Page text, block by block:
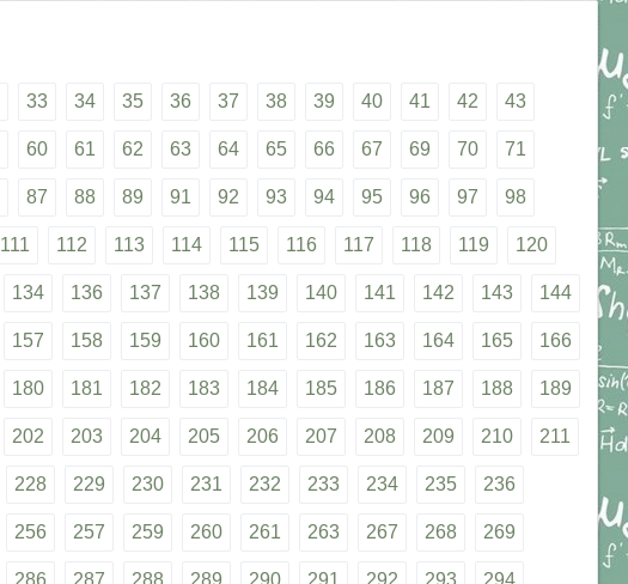
33 34 35 36 37 38 39 40 41 42 43
60 61 62 63 64 65 66 67 69 70 71
87 88 89 91 92 93 94 95 96 97 98
111 112 113 114 115 116 117 118 119 120
134 136 137 138 139 140 141 142 143 144
157 158 159 160 161 162 163 164 165 166
180 181 182 183 184 185 186 187 188 189
202 203 204 205 206 207 208 209 210 211
228 229 230 231 232 233 234 235 236
256 257 259 260 261 263 267 268 269
286 287 288 289 290 291 292 293 294